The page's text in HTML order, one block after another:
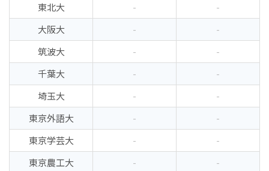
東北大
-
-
大阪大
-
-
筑波大
-
-
千葉大
-
-
埼玉大
-
-
東京外語大
-
-
東京学芸大
-
-
東京農工大
-
-